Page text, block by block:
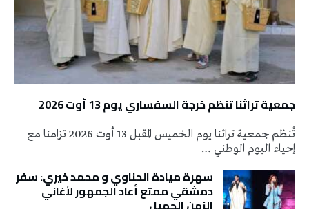
جمعية تراثنا تنَظم خرجة السفساري يوم 13 أوت 2026
تُنظم جمعية تراثنا يوم الخميس المقبل 13 أوت 2026 تزامنا مع
إحياء اليوم الوطني …
سهرة ميادة الحناوي و محمد خيري: سفر
دمشقي ممتع أعاد الجمهور لأغاني